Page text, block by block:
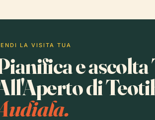
LA VISITA TUA
e
di